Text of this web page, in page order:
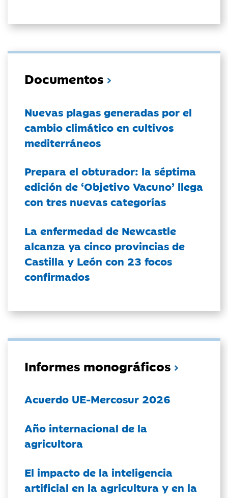
Documentos
Nuevas plagas generadas por el
cambio climático en cultivos
mediterráneos
Prepara el obturador: la séptima
edición de ‘Objetivo Vacuno’ llega
con tres nuevas categorías
La enfermedad de Newcastle
alcanza ya cinco provincias de
Castilla y León con 23 focos
confirmados
Informes monográficos
Acuerdo UE-Mercosur 2026
Año internacional de la
agricultora
El impacto de la inteligencia
artificial en la agricultura y en la